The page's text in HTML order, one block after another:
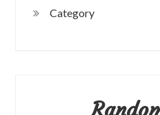
Category